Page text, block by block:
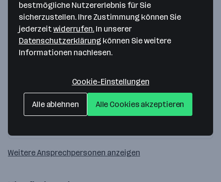
Chef und Geschäftsführer
+43 6245 83228
Weitere Ansprechpersonen anzeigen
bestmögliche Nutzererlebnis für Sie
sicherzustellen. Ihre Zustimmung können Sie
jederzeitwiderrufen. In unserer
Datenschutzerklärung können Sie weitere
Informationen nachlesen.
Cookie-Einstellungen
Alle ablehnen Alle Cookies akzeptieren